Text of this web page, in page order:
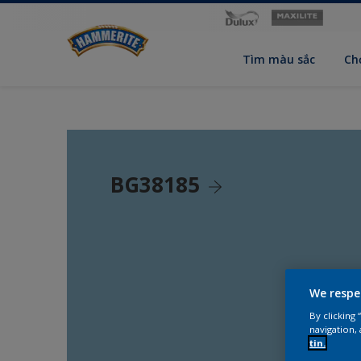
Tìm màu sắc
BG38185
We
By clicking
navigation,
tin.